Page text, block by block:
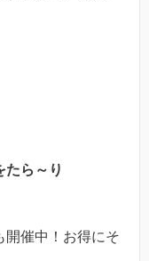
ら～り
開催中！お得にそ